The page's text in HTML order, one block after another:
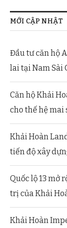
MỚI CẬP NHẬT
Đầu tư căn hộ
lai tại Nam Sài
Căn hộ Khải
cho thế hệ mai
Khải Hoàn
tiến độ xây
Quốc lộ 13 mở
trị của Khải
Khải Hoàn